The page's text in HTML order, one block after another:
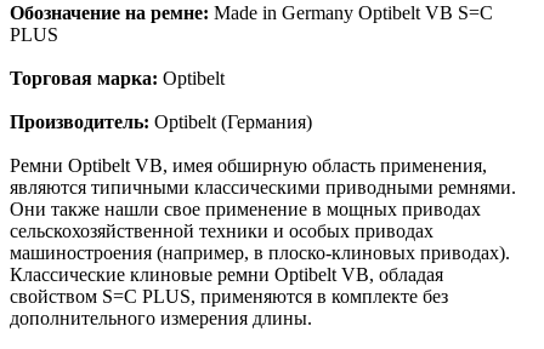
Обозначение на ремне: Made in Germany Optibelt VB S=C
PLUS
Торговая марка: Optibelt
Производитель: Optibelt (Германия)
Ремни Optibelt VB, имея обширную область применения,
являются типичными классическими приводными ремнями.
Они также нашли свое применение в мощных приводах
сельскохозяйственной техники и особых приводах
машиностроения (например, в плоско-клиновых приводах).
Классические клиновые ремни Optibelt VB, обладая
свойством S=C PLUS, применяются в комплекте без
дополнительного измерения длины.